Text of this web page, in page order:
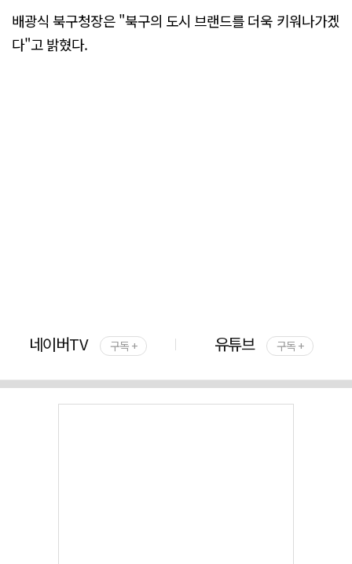
배광식 북구청장은 "북구의 도시 브랜드를 더욱 키워나가겠
다"고 밝혔다.
네이버TV 구독 + 유튜브 구독 +